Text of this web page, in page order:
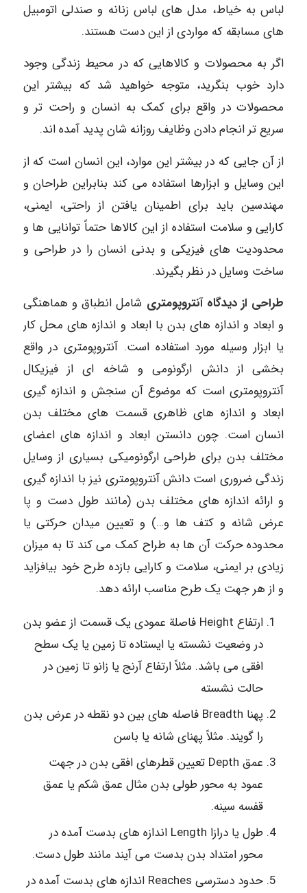
لباس به خیاط، مدل های لباس زنانه و صندلی اتومبیل
های مسابقه که مواردی از این دست هستند.
اگر به محصولات و کالاهایی که در محیط زندگی وجود
دارد خوب بنگرید، متوجه خواهید شد که بیشتر این
محصولات در واقع برای کمک به انسان و راحت تر و
سریع تر انجام دادن وظایف روزانه شان پدید آمده اند.
از آن جایی که در بیشتر این موارد، این انسان است که از
این وسایل و ابزارها استفاده می کند بنابراین طراحان و
مهندسین باید برای اطمینان یافتن از راحتی، ایمنی،
کارایی و سلامت استفاده از این کالاها حتماً توانایی ها و
محدودیت های فیزیکی و بدنی انسان را در طراحی و
ساخت وسایل در نظر بگیرند.
طراحی از دیدگاه آنتروپومتری شامل انطباق و هماهنگی
و ابعاد و اندازه های بدن با ابعاد و اندازه های محل کار
یا ابزار وسیله مورد استفاده است. آنتروپومتری در واقع
بخشی از دانش ارگونومی و شاخه ای از فیزیکال
آنتروپومتری است که موضوع آن سنجش و اندازه گیری
ابعاد و اندازه های ظاهری قسمت های مختلف بدن
انسان است. چون دانستن ابعاد و اندازه های اعضای
مختلف بدن برای طراحی ارگونومیکی بسیاری از وسایل
زندگی ضروری است دانش آنتروپومتری نیز با اندازه گیری
و ارائه اندازه های مختلف بدن (مانند طول دست و پا
عرض شانه و کتف ها و…) و تعیین میدان حرکتی یا
محدوده حرکت آن ها به طراح کمک می کند تا به میزان
زیادی بر ایمنی، سلامت و کارایی بازده طرح خود بیافزاید
و از هر جهت یک طرح مناسب ارائه دهد.
ارتفاع Height فاصلة عمودی یک قسمت از عضو بدن
در وضعیت نشسته یا ایستاده تا زمین یا یک سطح
افقی می باشد. مثلاً ارتفاع آرنج یا زانو تا زمین در
حالت نشسته
پهنا Breadth فاصله های بین دو نقطه در عرض بدن
را گویند. مثلاً پهنای شانه یا باسن
عمق Depth تعیین قطرهای افقی بدن در جهت
عمود به محور طولی بدن مثال عمق شکم یا عمق
قفسه سینه.
طول یا درازا Length اندازه های بدست آمده در
محور امتداد بدن بدست می آیند مانند طول دست.
حدود دسترسی Reaches اندازه های بدست آمده در